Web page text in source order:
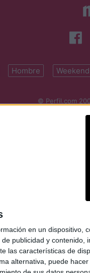
en un dispositivo,
publicidad y contenido,
las características de
alternativa, puede
Hombre Weekend
© Perfil.com